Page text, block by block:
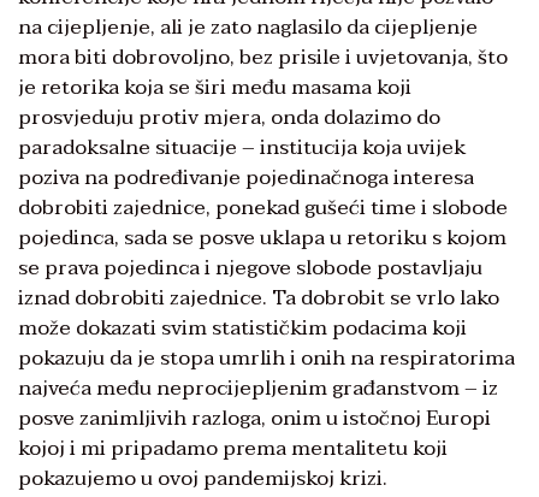
na cijepljenje, ali je zato naglasilo da cijepljenje
mora biti dobrovoljno, bez prisile i uvjetovanja, što
je retorika koja se širi među masama koji
prosvjeduju protiv mjera, onda dolazimo do
paradoksalne situacije – institucija koja uvijek
poziva na podređivanje pojedinačnoga interesa
dobrobiti zajednice, ponekad gušeći time i slobode
pojedinca, sada se posve uklapa u retoriku s kojom
se prava pojedinca i njegove slobode postavljaju
iznad dobrobiti zajednice. Ta dobrobit se vrlo lako
može dokazati svim statističkim podacima koji
pokazuju da je stopa umrlih i onih na respiratorima
najveća među neprocijepljenim građanstvom – iz
posve zanimljivih razloga, onim u istočnoj Europi
kojoj i mi pripadamo prema mentalitetu koji
pokazujemo u ovoj pandemijskoj krizi.